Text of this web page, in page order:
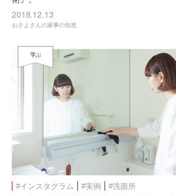
2018.12.13
おさよさんの家事の知恵
学ぶ
#インスタグラム #実例 #洗面所